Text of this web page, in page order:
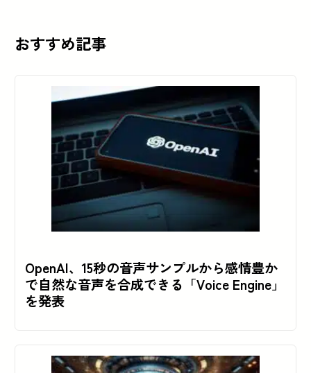
おすすめ記事
OpenAI、15秒の音声サンプルから感情豊か
で自然な音声を合成できる「Voice Engine」
を発表